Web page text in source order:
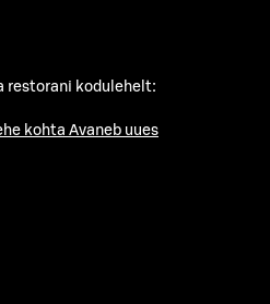
restorani kodulehelt:
kohta Avaneb uues